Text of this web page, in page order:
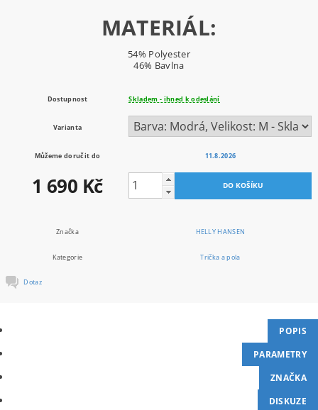
MATERIÁL:
54% Polyester
46% Bavlna
Dostupnost Skladem - ihned k odeslání
Varianta
Můžeme doručit do 11.8.2026
1 690 Kč
Značka HELLY HANSEN
Kategorie Trička a pola
Dotaz
POPIS
PARAMETRY
ZNAČKA
DISKUZE